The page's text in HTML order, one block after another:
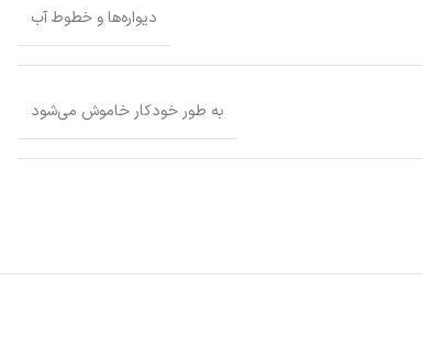
دیواره‌ها و خطوط آب
به طور خودکار خاموش می‌شود